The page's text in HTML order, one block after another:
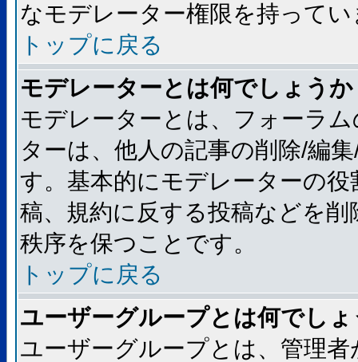
なモデレーター権限を持ってい
トップに戻る
モデレーターとは何でしょうか
モデレーターとは、フォーラ
ターは、他人の記事の削除/編
す。基本的にモデレーターの
稿、規約に反する投稿などを
秩序を保つことです。
トップに戻る
ユーザーグループとは何でし
ユーザーグループとは、管理